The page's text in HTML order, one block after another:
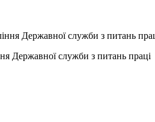
Державної служби з питань праці